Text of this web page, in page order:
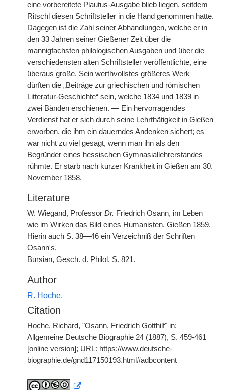
eine vorbereitete Plautus-Ausgabe blieb liegen, seitdem
Ritschl diesen Schriftsteller in die Hand genommen hatte.
Dagegen ist die Zahl seiner Abhandlungen, welche er in
den 33 Jahren seiner Gießener Zeit über die
mannigfachsten philologischen Ausgaben und über die
verschiedensten alten Schriftsteller veröffentlichte, eine
überaus große. Sein werthvollstes größeres Werk
dürften die „Beiträge zur griechischen und römischen
Litteratur-Geschichte“ sein, welche 1834 und 1839 in
zwei Bänden erschienen. — Ein hervorragendes
Verdienst hat er sich durch seine Lehrthätigkeit in Gießen
erworben, die ihm ein dauerndes Andenken sichert; es
war nicht zu viel gesagt, wenn man ihn als den
Begründer eines hessischen Gymnasiallehrerstandes
rühmte. Er starb nach kurzer Krankheit in Gießen am 30.
November 1858.
Literature
W. Wiegand, Professor Dr. Friedrich Osann, im Leben
wie im Wirken das Bild eines Humanisten. Gießen 1859.
Hierin auch S. 38—46 ein Verzeichniß der Schriften
Osann's. —
Bursian, Gesch. d. Philol. S. 821.
Author
R. Hoche.
Citation
Hoche, Richard, "Osann, Friedrich Gotthilf" in:
Allgemeine Deutsche Biographie 24 (1887), S. 459-461
[online version]; URL: https://www.deutsche-
biographie.de/gnd117150193.html#adbcontent